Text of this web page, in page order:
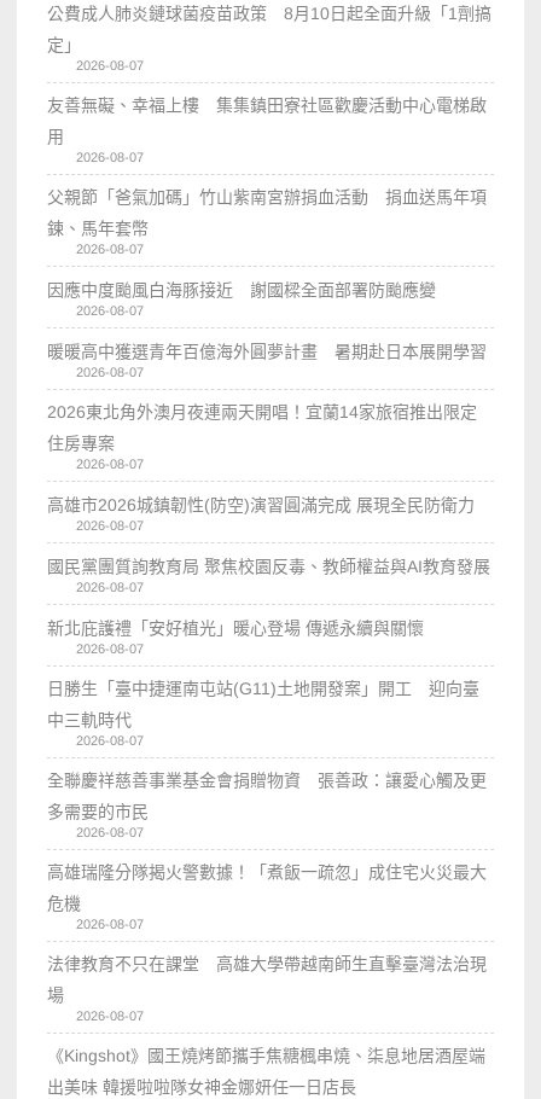
公費成人肺炎鏈球菌疫苗政策 8月10日起全面升級「1劑搞
定」
2026-08-07
友善無礙、幸福上樓 集集鎮田寮社區歡慶活動中心電梯啟
用
2026-08-07
父親節「爸氣加碼」竹山紫南宮辦捐血活動 捐血送馬年項
鍊、馬年套幣
2026-08-07
因應中度颱風白海豚接近 謝國樑全面部署防颱應變
2026-08-07
暖暖高中獲選青年百億海外圓夢計畫 暑期赴日本展開學習
2026-08-07
2026東北角外澳月夜連兩天開唱！宜蘭14家旅宿推出限定
住房專案
2026-08-07
高雄市2026城鎮韌性(防空)演習圓滿完成 展現全民防衛力
2026-08-07
國民黨團質詢教育局 聚焦校園反毒、教師權益與AI教育發展
2026-08-07
新北庇護禮「安好植光」暖心登場 傳遞永續與關懷
2026-08-07
日勝生「臺中捷運南屯站(G11)土地開發案」開工 迎向臺
中三軌時代
2026-08-07
全聯慶祥慈善事業基金會捐贈物資 張善政：讓愛心觸及更
多需要的市民
2026-08-07
高雄瑞隆分隊揭火警數據！「煮飯一疏忽」成住宅火災最大
危機
2026-08-07
法律教育不只在課堂 高雄大學帶越南師生直擊臺灣法治現
場
2026-08-07
《Kingshot》國王燒烤節攜手焦糖楓串燒、柒息地居酒屋端
出美味 韓援啦啦隊女神金娜妍任一日店長